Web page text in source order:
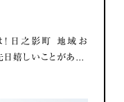
日之影町 地域お
嬉しいことがあ...